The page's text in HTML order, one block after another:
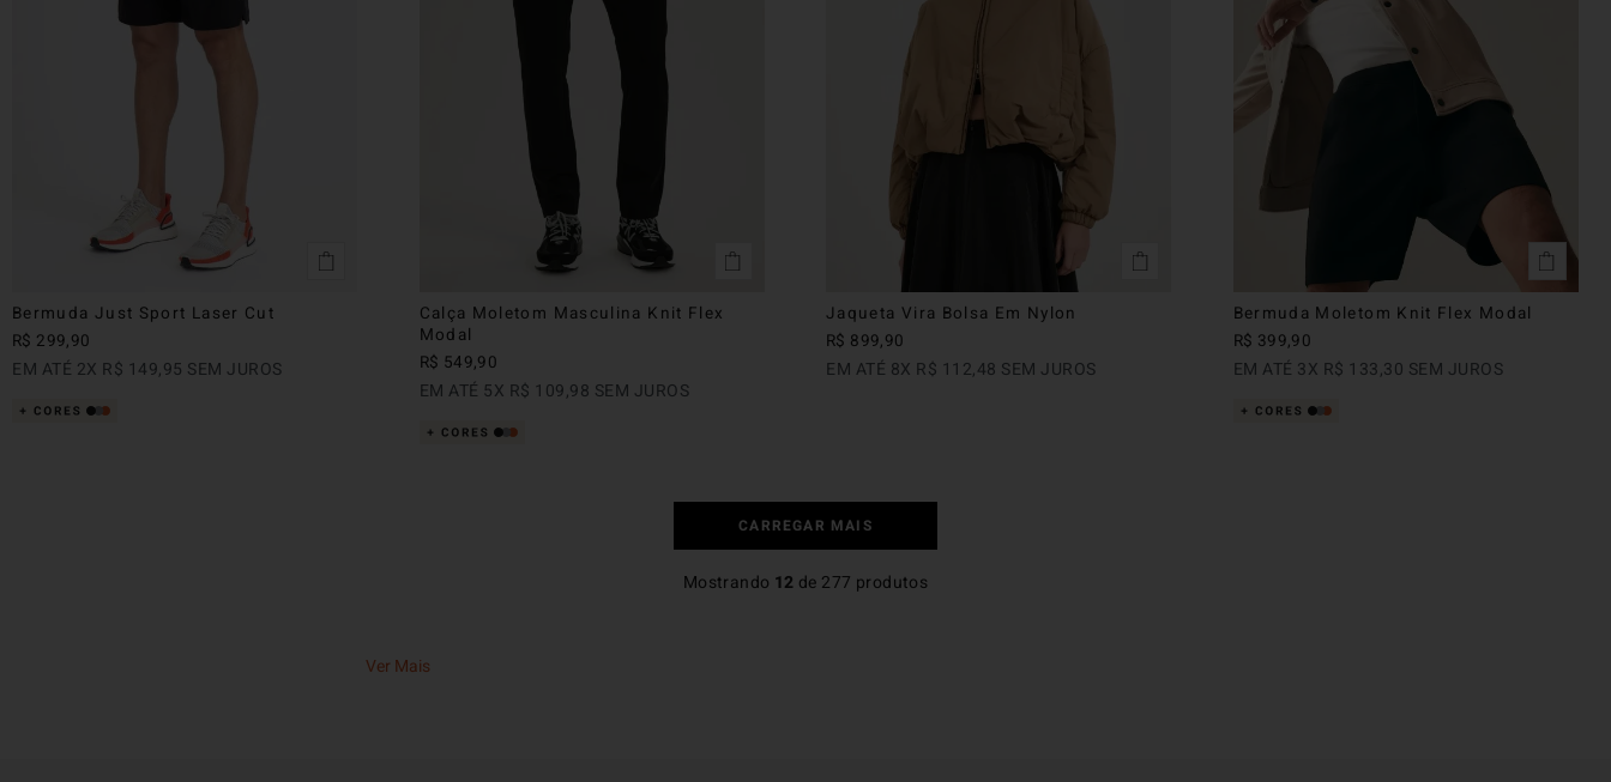
Bermuda Just Sport Laser Cut
R$ 299,90
EM ATÉ 2X R$ 149,95 SEM JUROS
Calça Moletom Masculina Knit Flex
Modal
R$ 549,90
EM ATÉ 5X R$ 109,98 SEM JUROS
Jaqueta Vira Bolsa Em Nylon
R$ 899,90
EM ATÉ 8X R$ 112,48 SEM JUROS
Bermuda Moletom Knit Flex Modal
R$ 399,90
EM ATÉ 3X R$ 133,30 SEM JUROS
Mostrando 12 de 277 produtos
Ver Mais